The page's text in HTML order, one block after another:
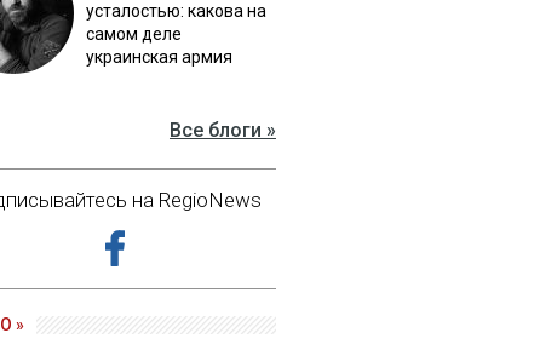
усталостью: какова на
самом деле
украинская армия
Все блоги »
на RegioNews
»